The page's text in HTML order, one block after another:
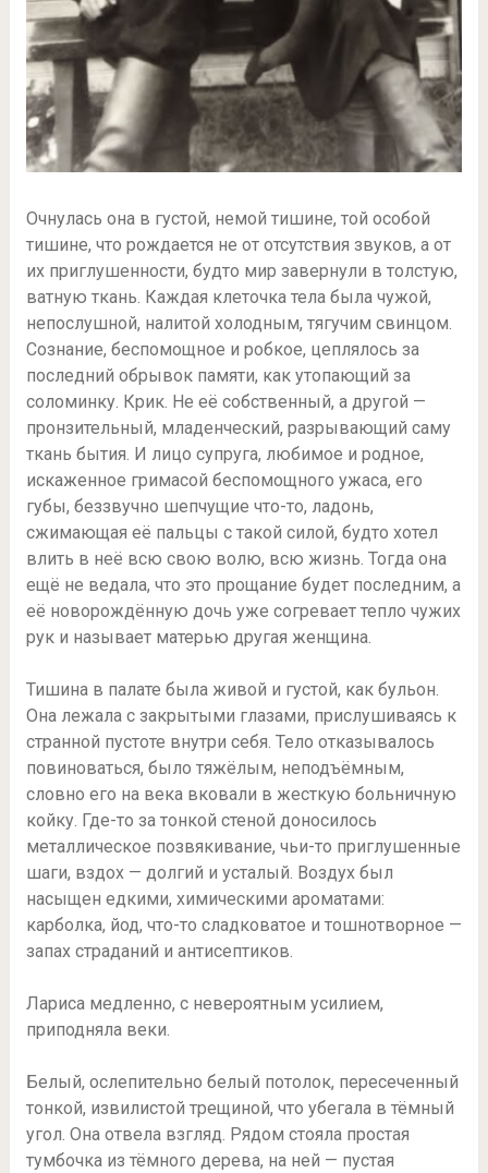
Очнулась она в густой, немой тишине, той особой
тишине, что рождается не от отсутствия звуков, а от
их приглушенности, будто мир завернули в толстую,
ватную ткань. Каждая клеточка тела была чужой,
непослушной, налитой холодным, тягучим свинцом.
Сознание, беспомощное и робкое, цеплялось за
последний обрывок памяти, как утопающий за
соломинку. Крик. Не её собственный, а другой —
пронзительный, младенческий, разрывающий саму
ткань бытия. И лицо супруга, любимое и родное,
искаженное гримасой беспомощного ужаса, его
губы, беззвучно шепчущие что-то, ладонь,
сжимающая её пальцы с такой силой, будто хотел
влить в неё всю свою волю, всю жизнь. Тогда она
ещё не ведала, что это прощание будет последним, а
её новорождённую дочь уже согревает тепло чужих
рук и называет матерью другая женщина.
Тишина в палате была живой и густой, как бульон.
Она лежала с закрытыми глазами, прислушиваясь к
странной пустоте внутри себя. Тело отказывалось
повиноваться, было тяжёлым, неподъёмным,
словно его на века вковали в жесткую больничную
койку. Где-то за тонкой стеной доносилось
металлическое позвякивание, чьи-то приглушенные
шаги, вздох — долгий и усталый. Воздух был
насыщен едкими, химическими ароматами:
карболка, йод, что-то сладковатое и тошнотворное —
запах страданий и антисептиков.
Лариса медленно, с невероятным усилием,
приподняла веки.
Белый, ослепительно белый потолок, пересеченный
тонкой, извилистой трещиной, что убегала в тёмный
угол. Она отвела взгляд. Рядом стояла простая
тумбочка из тёмного дерева, на ней — пустая